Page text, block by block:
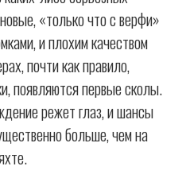
«только что с верфи»
и плохим качеством
почти как правило,
появляются первые сколы.
режет глаз, и шансы
больше, чем на